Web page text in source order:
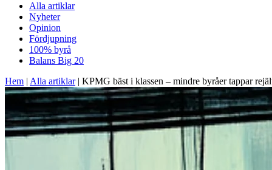
Alla artiklar
Nyheter
Opinion
Fördjupning
100% byrå
Balans Big 20
Hem | Alla artiklar| KPMG bäst i klassen – mindre byråer tappar